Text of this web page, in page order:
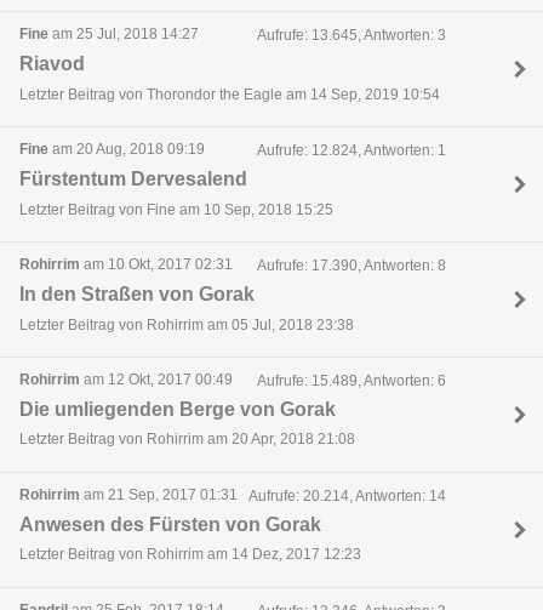
Fine am 25 Jul, 2018 14:27 Aufrufe: 13.645, Antworten: 3
Riavod
Letzter Beitrag von Thorondor the Eagle am 14 Sep, 2019 10:54
Fine am 20 Aug, 2018 09:19 Aufrufe: 12.824, Antworten: 1
Fürstentum Dervesalend
Letzter Beitrag von Fine am 10 Sep, 2018 15:25
Rohirrim am 10 Okt, 2017 02:31 Aufrufe: 17.390, Antworten: 8
In den Straßen von Gorak
Letzter Beitrag von Rohirrim am 05 Jul, 2018 23:38
Rohirrim am 12 Okt, 2017 00:49 Aufrufe: 15.489, Antworten: 6
Die umliegenden Berge von Gorak
Letzter Beitrag von Rohirrim am 20 Apr, 2018 21:08
Rohirrim am 21 Sep, 2017 01:31 Aufrufe: 20.214, Antworten: 14
Anwesen des Fürsten von Gorak
Letzter Beitrag von Rohirrim am 14 Dez, 2017 12:23